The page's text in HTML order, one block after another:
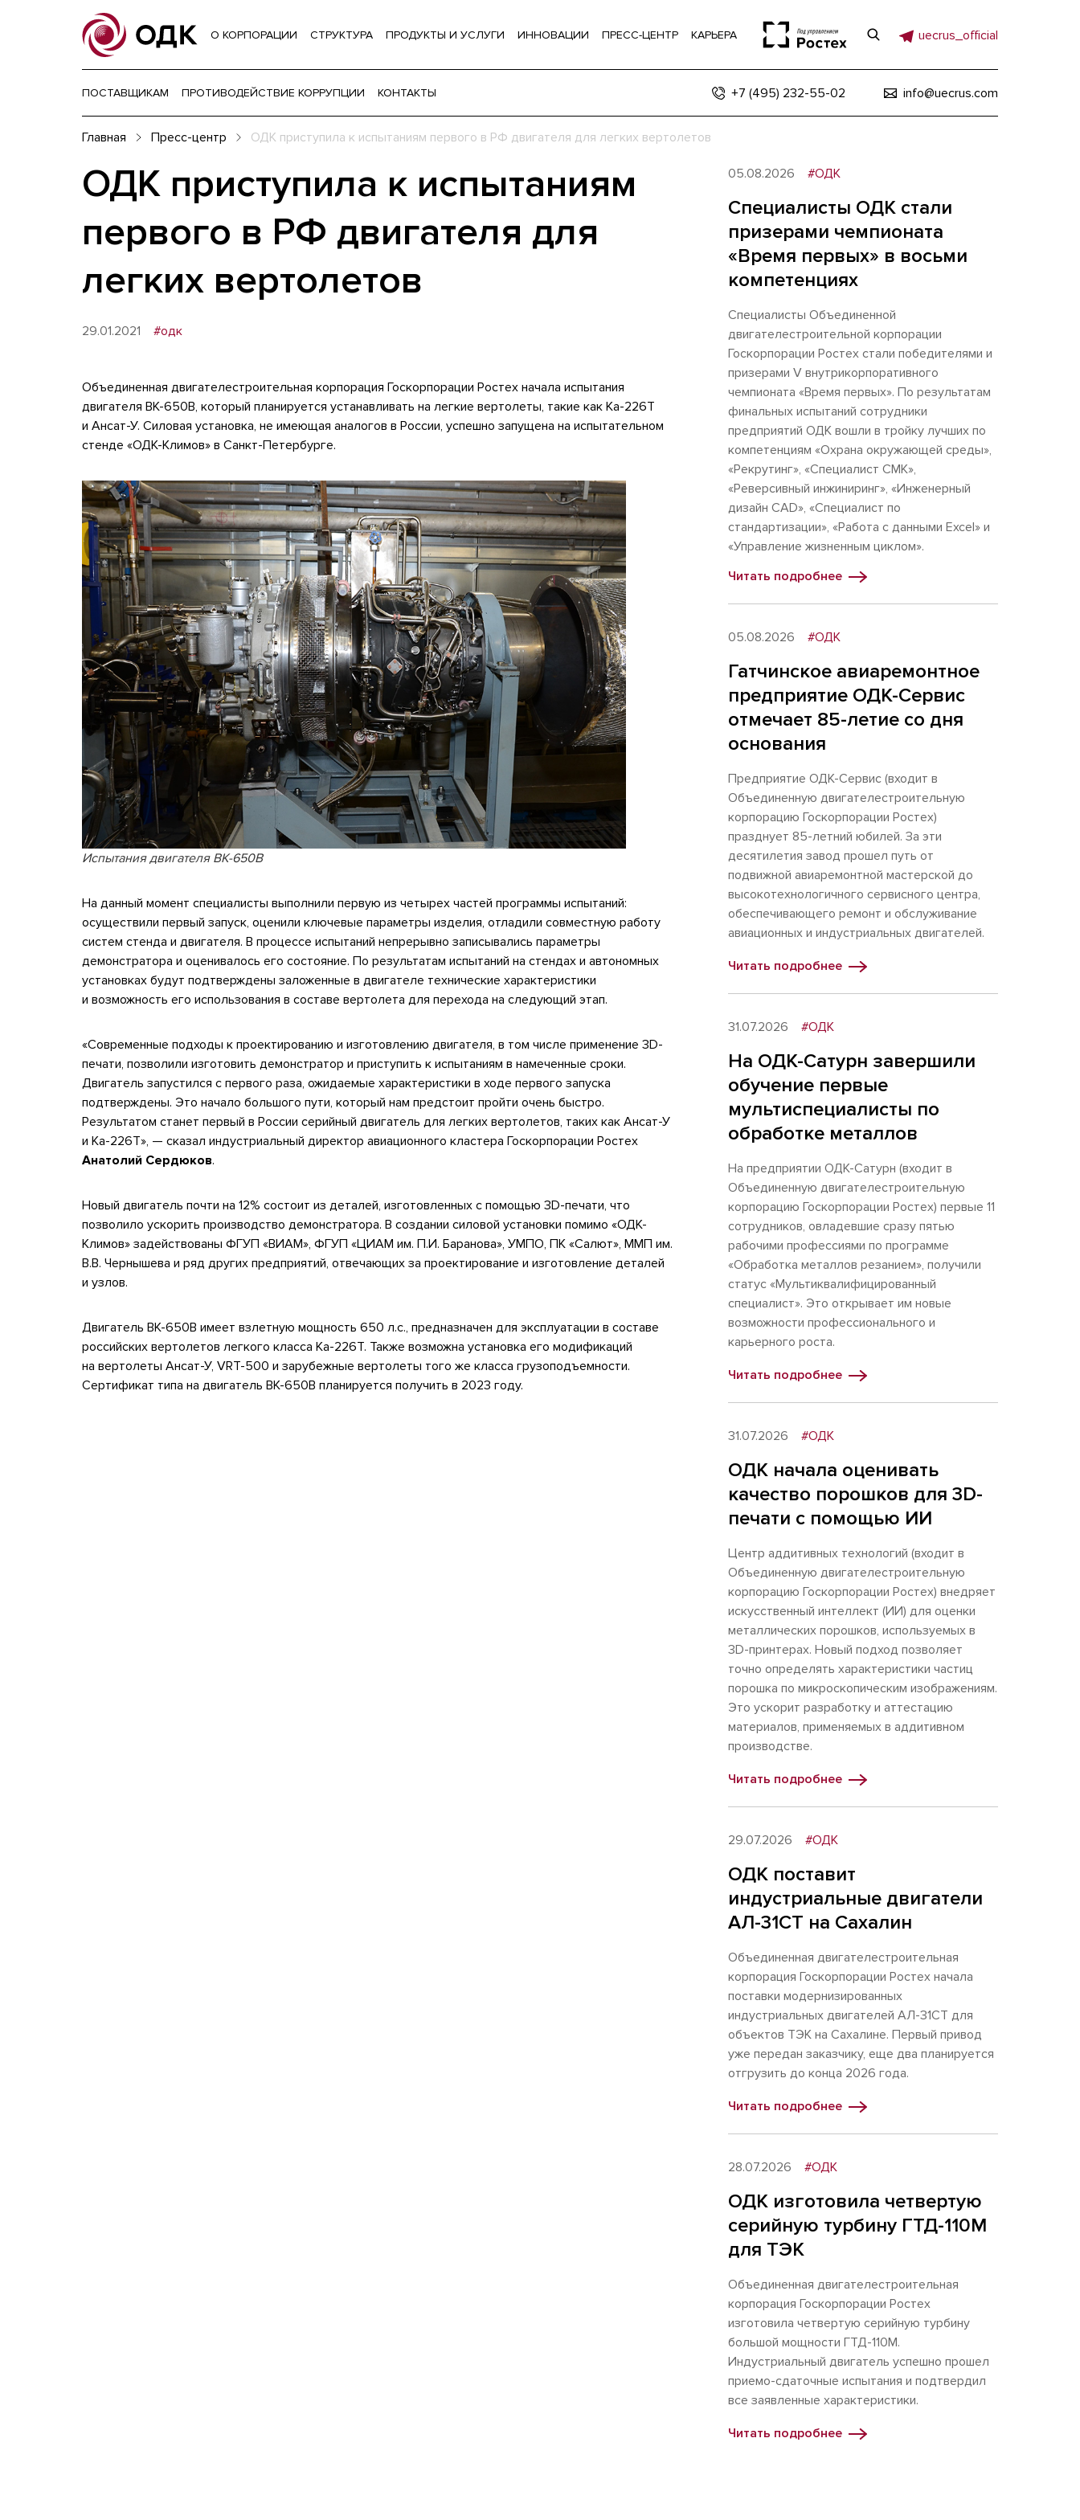
О КОРПОРАЦИИ СТРУКТУРА ПРОДУКТЫ И УСЛУГИ ИННОВАЦИИ ПРЕСС-ЦЕНТР КАРЬЕРА uecrus_official
ПОСТАВЩИКАМ ПРОТИВОДЕЙСТВИЕ КОРРУПЦИИ КОНТАКТЫ +7 (495) 232-55-02 info@uecrus.com
Главная Пресс-центр ОДК приступила к испытаниям первого в РФ двигателя для легких вертолетов
ОДК приступила к испытаниям
первого в РФ двигателя для
легких вертолетов
29.01.2021 #одк
Объединенная двигателестроительная корпорация Госкорпорации Ростех начала испытания
двигателя ВК-650В, который планируется устанавливать на легкие вертолеты, такие как Ка-226Т
и Ансат-У. Силовая установка, не имеющая аналогов в России, успешно запущена на испытательном
стенде «ОДК-Климов» в Санкт-Петербурге.
Испытания двигателя ВК-650В
На данный момент специалисты выполнили первую из четырех частей программы испытаний:
осуществили первый запуск, оценили ключевые параметры изделия, отладили совместную работу
систем стенда и двигателя. В процессе испытаний непрерывно записывались параметры
демонстратора и оценивалось его состояние. По результатам испытаний на стендах и автономных
установках будут подтверждены заложенные в двигателе технические характеристики
и возможность его использования в составе вертолета для перехода на следующий этап.
«Современные подходы к проектированию и изготовлению двигателя, в том числе применение 3D-
печати, позволили изготовить демонстратор и приступить к испытаниям в намеченные сроки.
Двигатель запустился с первого раза, ожидаемые характеристики в ходе первого запуска
подтверждены. Это начало большого пути, который нам предстоит пройти очень быстро.
Результатом станет первый в России серийный двигатель для легких вертолетов, таких как Ансат-У
и Ка-226Т», — сказал индустриальный директор авиационного кластера Госкорпорации Ростех
Анатолий Сердюков.
Новый двигатель почти на 12% состоит из деталей, изготовленных с помощью 3D-печати, что
позволило ускорить производство демонстратора. В создании силовой установки помимо «ОДК-
Климов» задействованы ФГУП «ВИАМ», ФГУП «ЦИАМ им. П.И. Баранова», УМПО, ПК «Салют», ММП им.
В.В. Чернышева и ряд других предприятий, отвечающих за проектирование и изготовление деталей
и узлов.
Двигатель ВК-650В имеет взлетную мощность 650 л.с., предназначен для эксплуатации в составе
российских вертолетов легкого класса Ка-226Т. Также возможна установка его модификаций
на вертолеты Ансат-У, VRT-500 и зарубежные вертолеты того же класса грузоподъемности.
Сертификат типа на двигатель ВК-650В планируется получить в 2023 году.
05.08.2026 #ОДК
Специалисты ОДК стали
призерами чемпионата
«Время первых» в восьми
компетенциях
Специалисты Объединенной
двигателестроительной корпорации
Госкорпорации Ростех стали победителями и
призерами V внутрикорпоративного
чемпионата «Время первых». По результатам
финальных испытаний сотрудники
предприятий ОДК вошли в тройку лучших по
компетенциям «Охрана окружающей среды»,
«Рекрутинг», «Специалист СМК»,
«Реверсивный инжиниринг», «Инженерный
дизайн CAD», «Специалист по
стандартизации», «Работа с данными Excel» и
«Управление жизненным циклом».
Читать подробнее
05.08.2026 #ОДК
Гатчинское авиаремонтное
предприятие ОДК-Сервис
отмечает 85-летие со дня
основания
Предприятие ОДК-Сервис (входит в
Объединенную двигателестроительную
корпорацию Госкорпорации Ростех)
празднует 85-летний юбилей. За эти
десятилетия завод прошел путь от
подвижной авиаремонтной мастерской до
высокотехнологичного сервисного центра,
обеспечивающего ремонт и обслуживание
авиационных и индустриальных двигателей.
Читать подробнее
31.07.2026 #ОДК
На ОДК-Сатурн завершили
обучение первые
мультиспециалисты по
обработке металлов
На предприятии ОДК-Сатурн (входит в
Объединенную двигателестроительную
корпорацию Госкорпорации Ростех) первые 11
сотрудников, овладевшие сразу пятью
рабочими профессиями по программе
«Обработка металлов резанием», получили
статус «Мультиквалифицированный
специалист». Это открывает им новые
возможности профессионального и
карьерного роста.
Читать подробнее
31.07.2026 #ОДК
ОДК начала оценивать
качество порошков для 3D-
печати с помощью ИИ
Центр аддитивных технологий (входит в
Объединенную двигателестроительную
корпорацию Госкорпорации Ростех) внедряет
искусственный интеллект (ИИ) для оценки
металлических порошков, используемых в
3D-принтерах. Новый подход позволяет
точно определять характеристики частиц
порошка по микроскопическим изображениям.
Это ускорит разработку и аттестацию
материалов, применяемых в аддитивном
производстве.
Читать подробнее
29.07.2026 #ОДК
ОДК поставит
индустриальные двигатели
АЛ-31СТ на Сахалин
Объединенная двигателестроительная
корпорация Госкорпорации Ростех начала
поставки модернизированных
индустриальных двигателей АЛ-31СТ для
объектов ТЭК на Сахалине. Первый привод
уже передан заказчику, еще два планируется
отгрузить до конца 2026 года.
Читать подробнее
28.07.2026 #ОДК
ОДК изготовила четвертую
серийную турбину ГТД-110М
для ТЭК
Объединенная двигателестроительная
корпорация Госкорпорации Ростех
изготовила четвертую серийную турбину
большой мощности ГТД-110М.
Индустриальный двигатель успешно прошел
приемо-сдаточные испытания и подтвердил
все заявленные характеристики.
Читать подробнее